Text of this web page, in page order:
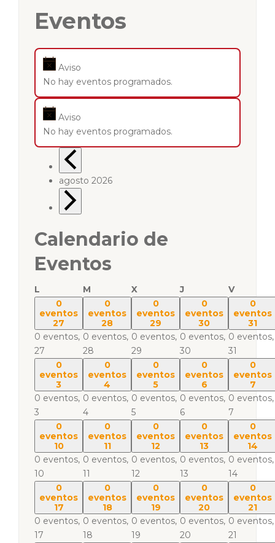
Eventos
Aviso
No hay eventos programados.
Aviso
No hay eventos programados.
agosto 2026
Calendario de
Eventos
L M X J
V
0
eventos
27
0 eventos,
27
0
eventos
28
0 eventos,
28
0
eventos
29
0 eventos,
29
0
eventos
30
0 eventos,
30
0
eventos
31
0 eventos,
31
0
eventos
3
0 eventos,
3
0
eventos
4
0 eventos,
4
0
eventos
5
0 eventos,
5
0
eventos
6
0 eventos,
6
0
eventos
7
0 eventos,
7
0
eventos
10
0 eventos,
10
0
eventos
11
0 eventos,
11
0
eventos
12
0 eventos,
12
0
eventos
13
0 eventos,
13
0
eventos
14
0 eventos,
14
0
eventos
17
0 eventos,
17
0
eventos
18
0 eventos,
18
0
eventos
19
0 eventos,
19
0
eventos
20
0 eventos,
20
0
eventos
21
0 eventos,
21